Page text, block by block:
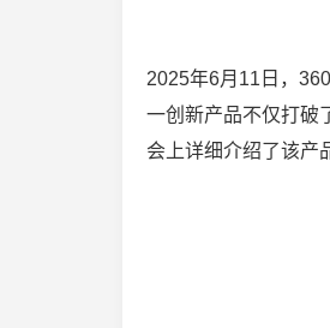
2025年6月11日，
一创新产品不仅打破
会上详细介绍了该产